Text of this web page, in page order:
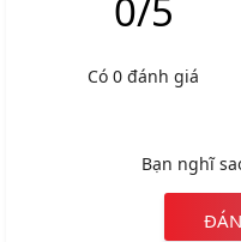
0/5
Có 0 đánh giá
Bạn nghĩ